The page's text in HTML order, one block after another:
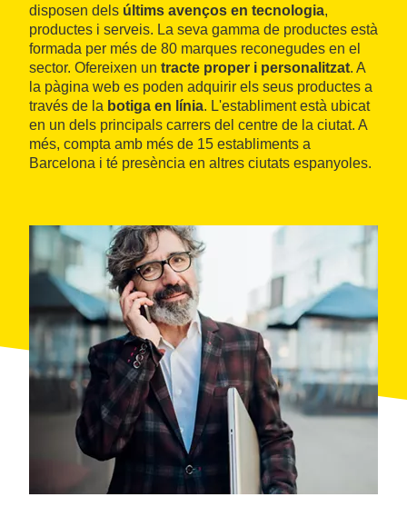
disposen dels últims avenços en tecnologia,
productes i serveis. La seva gamma de productes està
formada per més de 80 marques reconegudes en el
sector. Ofereixen un tracte proper i personalitzat. A
la pàgina web es poden adquirir els seus productes a
través de la botiga en línia. L'establiment està ubicat
en un dels principals carrers del centre de la ciutat. A
més, compta amb més de 15 establiments a
Barcelona i té presència en altres ciutats espanyoles.